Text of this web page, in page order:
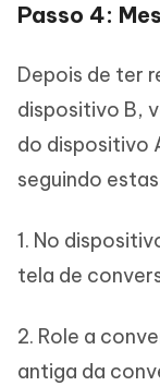
Passo 4:
Depois de ter
dispositivo B,
do dispositivo
seguindo
1. No
tela de
2. Role a
antiga da